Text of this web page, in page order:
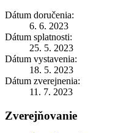
Dátum doručenia:
6. 6. 2023
Dátum splatnosti:
25. 5. 2023
Dátum vystavenia:
18. 5. 2023
Dátum zverejnenia:
11. 7. 2023
Zverejňovanie